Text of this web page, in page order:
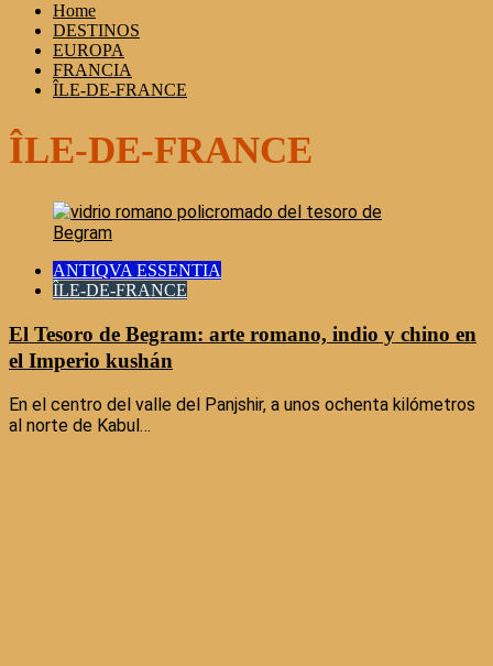
Home
DESTINOS
EUROPA
FRANCIA
ÎLE-DE-FRANCE
ÎLE-DE-FRANCE
ANTIQVA ESSENTIA
ÎLE-DE-FRANCE
El Tesoro de Begram: arte romano, indio y chino en
el Imperio kushán
En el centro del valle del Panjshir, a unos ochenta kilómetros
al norte de Kabul…